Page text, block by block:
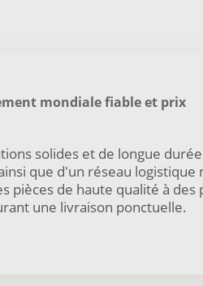
mondiale fiable et prix
solides et de longue
que d'un réseau logistique
pièces de haute qualité à des
une livraison ponctuelle.